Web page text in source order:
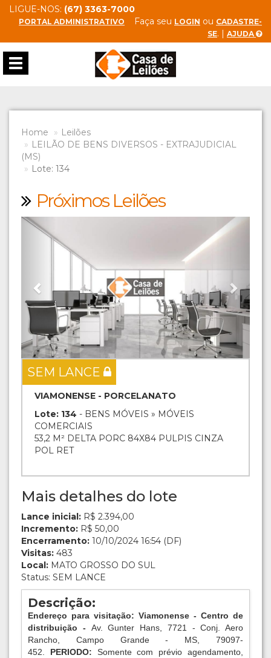
LIGUE-NOS: (67) 3363-7000
PORTAL ADMINISTRATIVO Faça seu LOGIN ou CADASTRE-
SE. | AJUDA
Toggle
navigation
Home
Leilões
LEILÃO DE BENS DIVERSOS - EXTRAJUDICIAL
(MS)
Lote: 134
Próximos Leilões
Previous Next
SEM LANCE
VIAMONENSE - PORCELANATO
Lote: 134 - BENS MÓVEIS » MÓVEIS
COMERCIAIS
53,2 M² DELTA PORC 84X84 PULPIS CINZA
POL RET
Mais detalhes do lote
Lance inicial: R$ 2.394,00
Incremento: R$ 50,00
Encerramento: 10/10/2024 16:54 (DF)
Visitas: 483
Local: MATO GROSSO DO SUL
Status: SEM LANCE
Descrição:
Endereço para visitação: Viamonense - Centro de
distribuição - Av. Gunter Hans, 7721 - Conj. Aero
Rancho, Campo Grande - MS, 79097-
452. PERIODO: Somente com prévio agendamento,